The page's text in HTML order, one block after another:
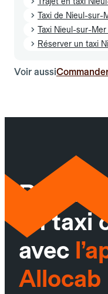
Taxi de Nieul-sur-
Taxi Nieul-sur-Mer
Réserver un taxi
Voir aussi
un taxi
avec
Allocab